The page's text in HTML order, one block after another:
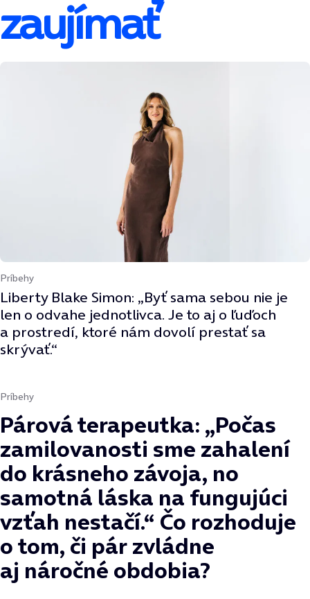
zaujímať
Príbehy
Liberty Blake Simon: „Byť sama sebou nie je
len o odvahe jednotlivca. Je to aj o ľuďoch
a prostredí, ktoré nám dovolí prestať sa
skrývať.“
Príbehy
Párová terapeutka: „Počas
zamilovanosti sme zahalení
do krásneho závoja, no
samotná láska na fungujúci
vzťah nestačí.“ Čo rozhoduje
o tom, či pár zvládne
aj náročné obdobia?